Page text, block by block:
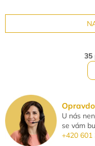
vytvoříte rychlý a efektní
35
U nás
se vám
+420 601